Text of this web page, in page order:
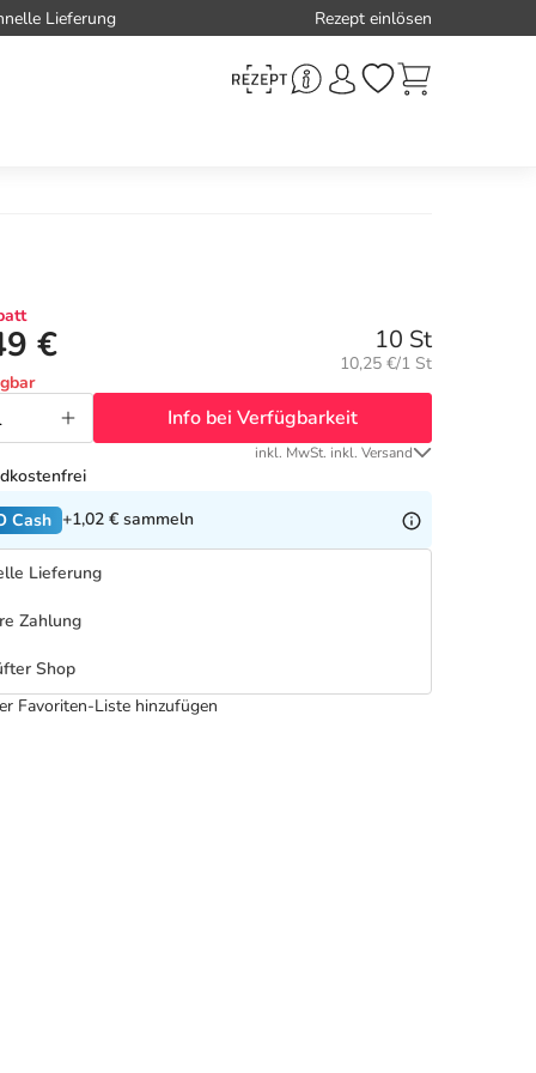
Lieferung Rezept einlösen
€ 10 St
Grundpreis:
10,25 €/1 St
Info bei Verfügbarkeit
inkl. MwSt. inkl. Versand
Cash +1,02 € sammeln
Lieferung
Zahlung
Shop
Favoriten-Liste hinzufügen